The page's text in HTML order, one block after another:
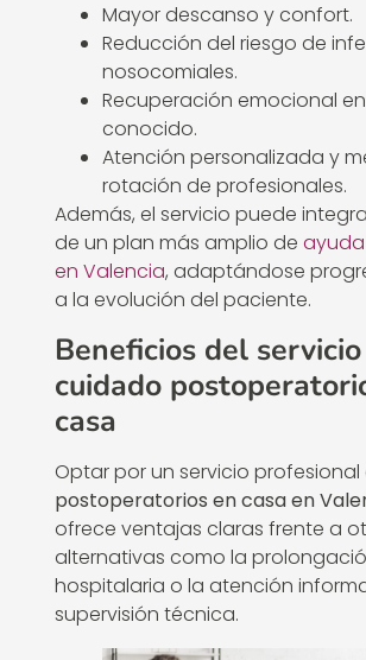
Mayor descanso y confort.
Reducción del riesgo de
nosocomiales.
Recuperación emocional
conocido.
Atención personalizada y
rotación de profesionales.
Además, el servicio puede
de un plan más amplio de
en Valencia, adaptándose
a la evolución del paciente.
Beneficios del
cuidado
casa
Optar por un servicio profesional
postoperatorios en casa en
ofrece ventajas claras frente a
alternativas como la
hospitalaria o la atención
supervisión técnica.